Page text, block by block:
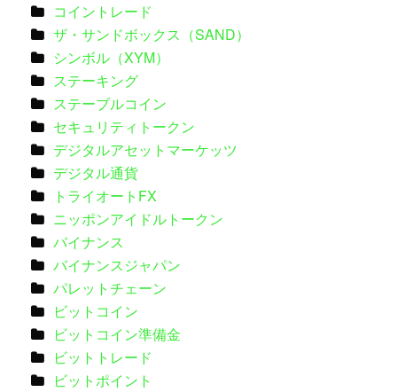
コイントレード
ザ・サンドボックス（SAND）
シンボル（XYM）
ステーキング
ステーブルコイン
セキュリティトークン
デジタルアセットマーケッツ
デジタル通貨
トライオートFX
ニッポンアイドルトークン
バイナンス
バイナンスジャパン
パレットチェーン
ビットコイン
ビットコイン準備金
ビットトレード
ビットポイント